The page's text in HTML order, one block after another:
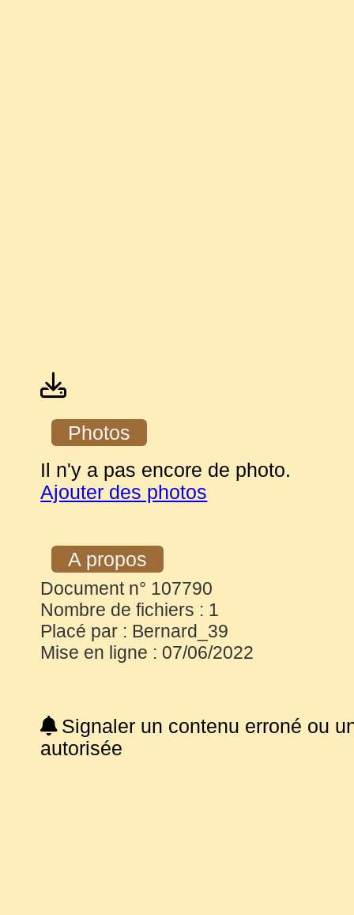
Photos
Il n'y a pas encore de photo.
Ajouter des photos
A propos
Document n° 107790
Nombre de fichiers : 1
Placé par : Bernard_39
Mise en ligne : 07/06/2022
Signaler un contenu erroné ou
autorisée